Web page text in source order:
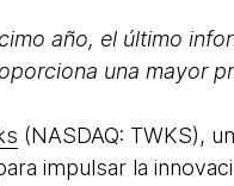
año, el último
una mayor
(NASDAQ: TWKS),
impulsar la